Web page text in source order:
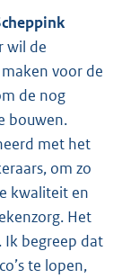
wil de
voor de
de nog
bouwen.
met het
om zo
kwaliteit en
Het
Ik begreep dat
te lopen,